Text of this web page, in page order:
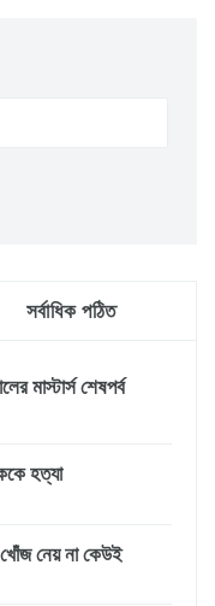
সর্বাধিক পঠিত
মাস্টার্স শেষপর্ব
হত্যা
খোঁজ নেয় না কেউই